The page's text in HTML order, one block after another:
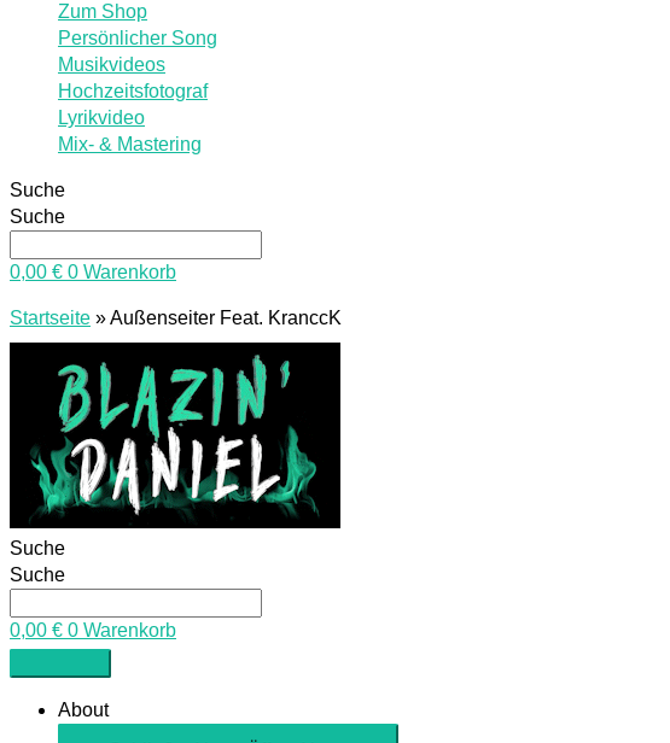
Zum Shop
Persönlicher Song
Musikvideos
Hochzeitsfotograf
Lyrikvideo
Mix- & Mastering
Suche
Suche
0,00 € 0 Warenkorb
Startseite »Außenseiter Feat. KranccK
Suche
Suche
0,00 € 0 Warenkorb
About